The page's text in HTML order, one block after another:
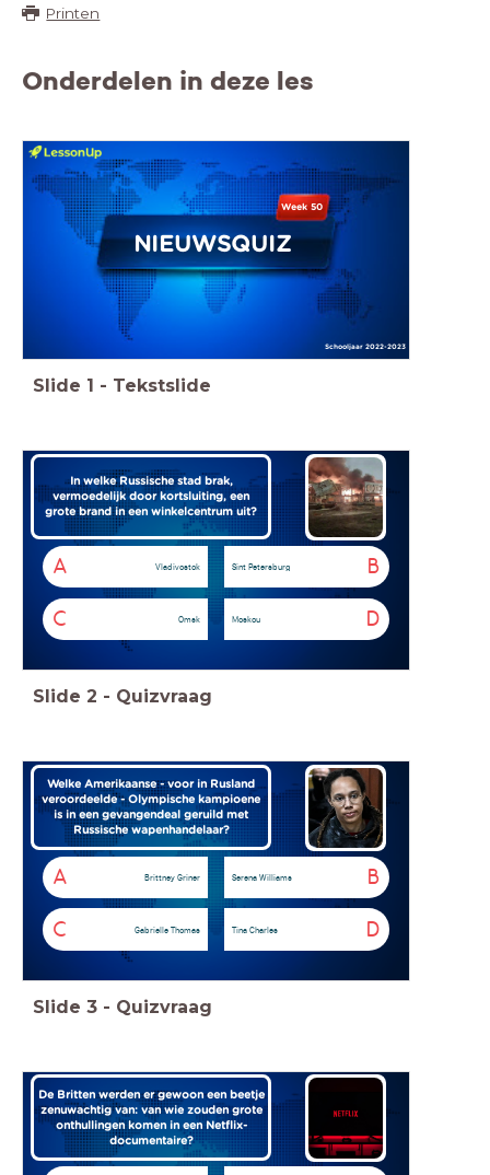
Printen
Onderdelen in deze les
NIEUWSQUIZ
Week 50
Schooljaar 2022-2023
Slide 1 - Tekstslide
In welke Russische stad brak,
vermoedelijk door kortsluiting, een
grote brand in een winkelcentrum uit?
A Vladivostok B
Sint Petersburg
C Omsk D
Moskou
Slide 2 - Quizvraag
Welke Amerikaanse - voor in Rusland
veroordeelde - Olympische kampioene
is in een gevangendeal geruild met
Russische wapenhandelaar?
A Brittney Griner B
Serena Williams
C Gabrielle Thomas D
Tina Charles
Slide 3 - Quizvraag
De Britten werden er gewoon een beetje
zenuwachtig van: van wie zouden grote
onthullingen komen in een Netflix-
documentaire?